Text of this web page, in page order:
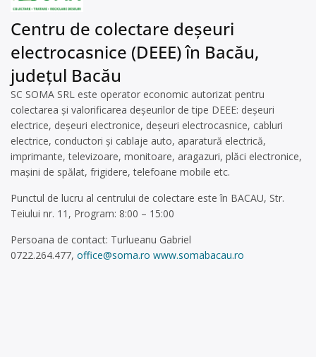
Centru de colectare deșeuri
electrocasnice (DEEE) în Bacău,
județul Bacău
SC SOMA SRL este operator economic autorizat pentru
colectarea și valorificarea deșeurilor de tipe DEEE: deșeuri
electrice, deșeuri electronice, deșeuri electrocasnice, cabluri
electrice, conductori și cablaje auto, aparatură electrică,
imprimante, televizoare, monitoare, aragazuri, plăci electronice,
mașini de spălat, frigidere, telefoane mobile etc.
Punctul de lucru al centrului de colectare este în BACAU, Str.
Teiului nr. 11, Program: 8:00 – 15:00
Persoana de contact: Turlueanu Gabriel
0722.264.477, office@soma.ro www.somabacau.ro